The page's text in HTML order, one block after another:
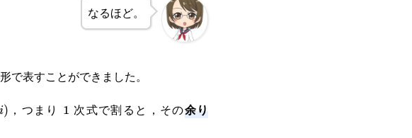
なるほど。
で表すことができました。
) ，つまり 1 次式で割ると，その余り